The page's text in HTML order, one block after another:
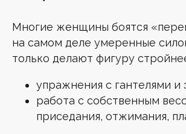
Многие женщины боятся
на самом деле умеренные
только делают фигуру
упражнения с гантелями и
работа с собственным
приседания, отжимания,